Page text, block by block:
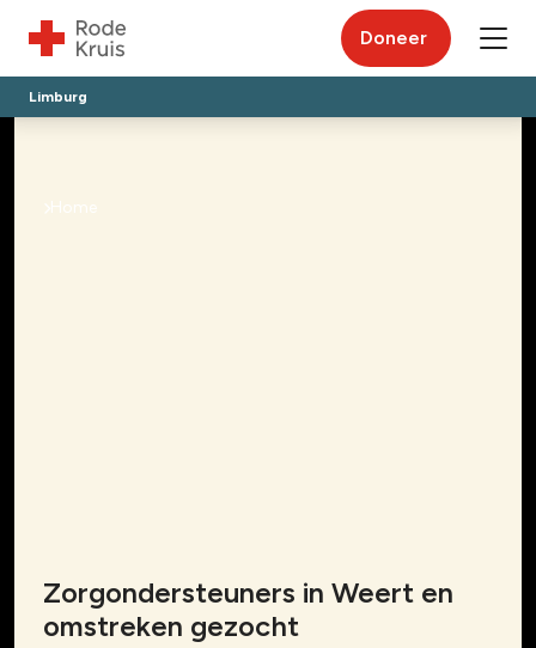
Doneer
Limburg
Home
Zorgondersteuners in Weert en
omstreken gezocht